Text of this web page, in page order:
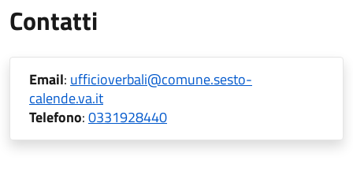
Contatti
Email: ufficioverbali@comune.sesto-
calende.va.it
Telefono:0331928440